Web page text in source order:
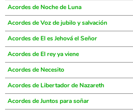
Acordes de Noche de Luna
Acordes de Voz de jubilo y salvación
Acordes de El es Jehová el Señor
Acordes de El rey ya viene
Acordes de Necesito
Acordes de Libertador de Nazareth
Acordes de Juntos para soñar